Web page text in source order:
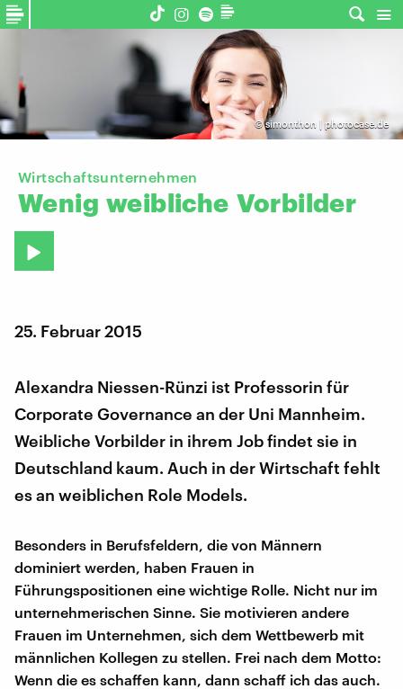
©simonthon | photocase.de
Wirtschaftsunternehmen
Wenig weibliche Vorbilder
25. Februar 2015
Alexandra Niessen-Rünzi ist Professorin für
Corporate Governance an der Uni Mannheim.
Weibliche Vorbilder in ihrem Job findet sie in
Deutschland kaum. Auch in der Wirtschaft fehlt
es an weiblichen Role Models.
Besonders in Berufsfeldern, die von Männern
dominiert werden, haben Frauen in
Führungspositionen eine wichtige Rolle. Nicht nur im
unternehmerischen Sinne. Sie motivieren andere
Frauen im Unternehmen, sich dem Wettbewerb mit
männlichen Kollegen zu stellen. Frei nach dem Motto:
Wenn die es schaffen kann, dann schaff ich das auch.